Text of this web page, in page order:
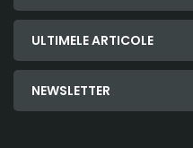
ULTIMELE ARTICOLE
NEWSLETTER